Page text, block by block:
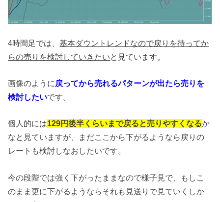
4時間足では、基本ダウントレンドなので戻りを待ってか
らの売りを検討していきたいと見ています。
画像のように戻ってから売れるパターンが出たら売りを
検討したいです。
個人的には129円後半くらいまで戻ると売りやすくなるか
なと見ていますが、まだここから下がるようなら戻りの
レートも検討しなおしたいです。
今の段階では強く下がったままなので様子見で、もしこ
のまま更に下がるようならそれも見送りで見ていくしか